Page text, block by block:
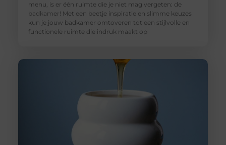
menu, is er één ruimte die je niet mag vergeten: de
badkamer! Met een beetje inspiratie en slimme keuzes
kun je jouw badkamer omtoveren tot een stijlvolle en
functionele ruimte die indruk maakt op